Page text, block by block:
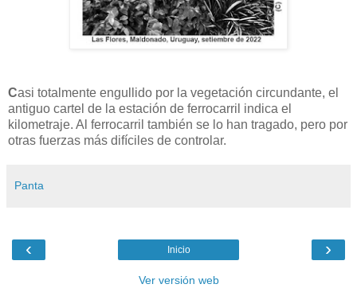
Casi totalmente engullido por la vegetación circundante, el
antiguo cartel de la estación de ferrocarril indica el
kilometraje. Al ferrocarril también se lo han tragado, pero por
otras fuerzas más difíciles de controlar.
Panta
‹ ›
Inicio
Ver versión web